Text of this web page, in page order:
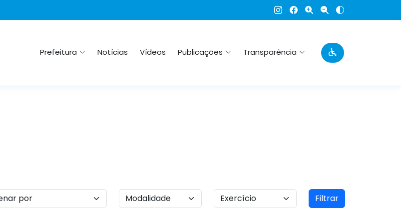
Prefeitura Notícias Vídeos Publicações Transparência
Filtrar